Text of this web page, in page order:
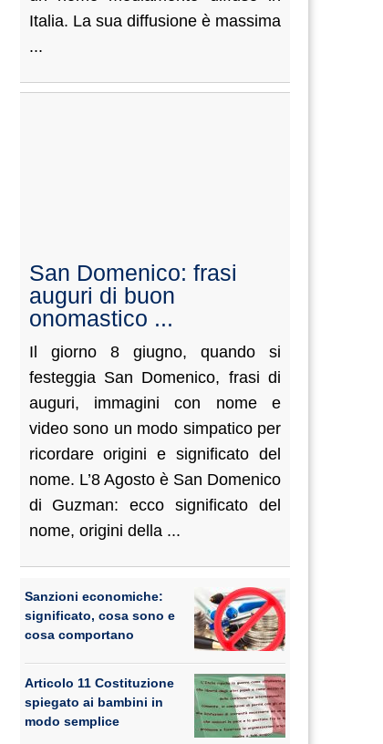
Italia. La sua diffusione è massima
...
San Domenico: frasi
auguri di buon
onomastico ...
Il giorno 8 giugno, quando si
festeggia San Domenico, frasi di
auguri, immagini con nome e
video sono un modo simpatico per
ricordare origini e significato del
nome. L’8 Agosto è San Domenico
di Guzman: ecco significato del
nome, origini della ...
Sanzioni economiche:
significato, cosa sono e
cosa comportano
Articolo 11 Costituzione
spiegato ai bambini in
modo semplice